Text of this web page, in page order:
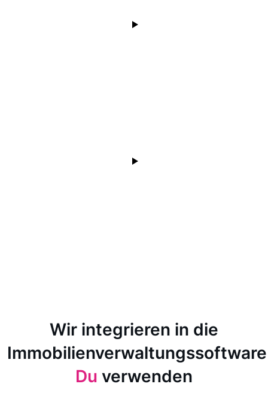
Wir integrieren in die
Immobilienverwaltungssoftware
Du verwenden